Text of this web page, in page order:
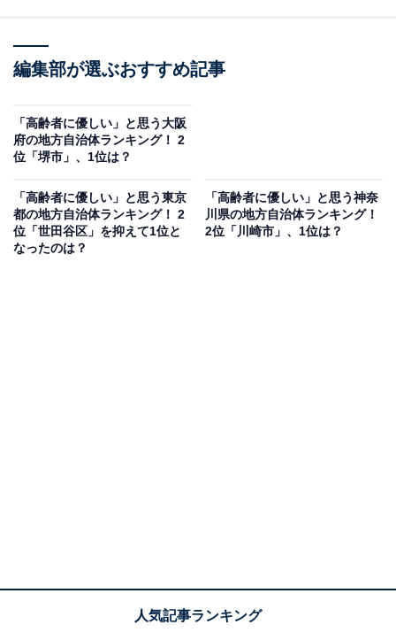
編集部が選ぶおすすめ記事
「高齢者に優しい」と思う大阪
府の地方自治体ランキング！ 2
位「堺市」、1位は？
「高齢者に優しい」と思う東京
都の地方自治体ランキング！ 2
位「世田谷区」を抑えて1位と
なったのは？
「高齢者に優しい」と思う神奈
川県の地方自治体ランキング！
2位「川崎市」、1位は？